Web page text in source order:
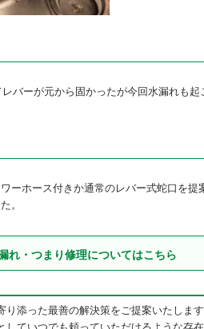
バーが元から固かったが今回水漏れも起
ーホース付きか通常のレバー式蛇口を提
。
れ・つまり修理についてはこちら
り添った最善の解決策をご提案いたしま